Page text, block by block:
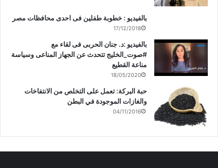
بالفيديو : خطوبة طفلين فى احدى محافظات مصر
17/12/2018
بالفيديو :د. جنان الحربى فى لقاء مع
#صوت_الخليج تتحدث عن الجهاز المناعى وسياسة
مناعة القطيع
18/05/2020
حبة البركة: تعمل على التخلص من الانتفاخات
والغازات الموجودة في البطن
04/11/2016